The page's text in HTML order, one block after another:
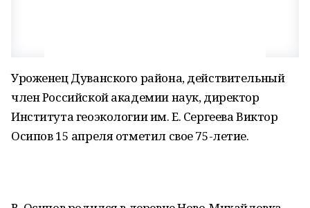
Уроженец Дуванского района, действительный
член Российской академии наук, директор
Института геоэкологии им. Е. Сергеева Виктор
Осипов 15 апреля отметил свое 75-летие.